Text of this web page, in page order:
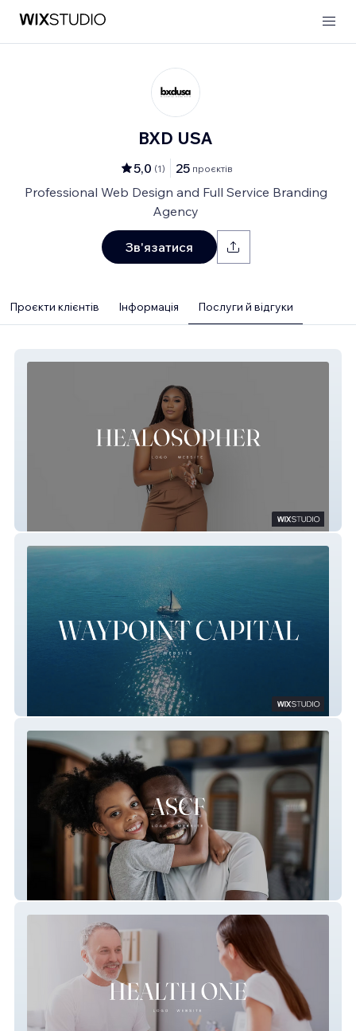
BXD USA
5,0 (1) 25 проєктів
Professional Web Design and Full Service Branding
Agency
Зв'язатися
Проєкти клієнтів Інформація Послуги й відгуки
Arkansas Sickle Cell Foundation